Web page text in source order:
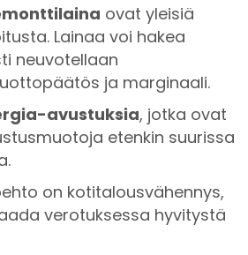
ovat yleisiä
Lainaa voi hakea
neuvotellaan
ja marginaali.
avustuksia, jotka ovat
etenkin suurissa
on kotitalousvähennys,
verotuksessa hyvitystä